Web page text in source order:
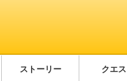
ストーリー クエ